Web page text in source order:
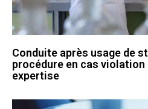
Conduite après usage de
procédure en cas
expertise